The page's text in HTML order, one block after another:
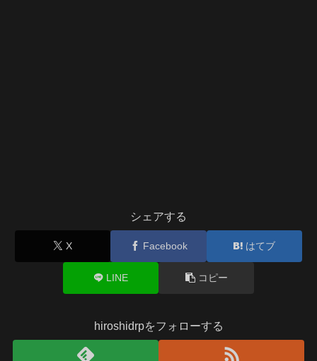
シェアする
X Facebook はてブ
LINE コピー
hiroshidrpをフォローする